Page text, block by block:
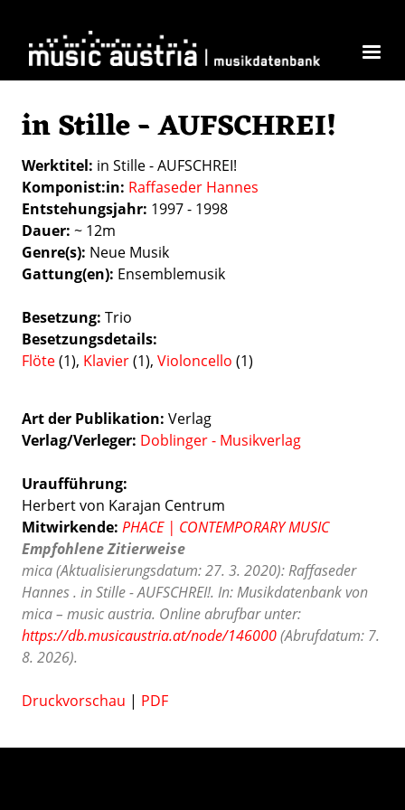
in Stille - AUFSCHREI!
Werktitel in Stille - AUFSCHREI!
Komponist:in Raffaseder Hannes
Entstehungsjahr 1997 - 1998
Dauer ~ 12m
Genre(s) Neue Musik
Gattung(en) Ensemblemusik
Besetzung Trio
Besetzungsdetails
Flöte(1), Klavier(1), Violoncello (1)
Art der Publikation Verlag
Verlag/Verleger Doblinger - Musikverlag
Uraufführung:
Herbert von Karajan Centrum
Mitwirkende: PHACE | CONTEMPORARY MUSIC
Empfohlene Zitierweise
mica (Aktualisierungsdatum: 27. 3. 2020): Raffaseder
Hannes . in Stille - AUFSCHREI!. In: Musikdatenbank von
mica – music austria. Online abrufbar unter:
https://db.musicaustria.at/node/146000(Abrufdatum: 7.
8. 2026).
Druckvorschau | PDF